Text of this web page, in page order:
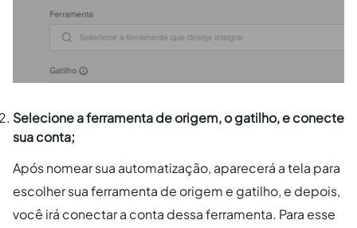
Selecione a ferramenta de origem, o gatilho, e conecte
sua conta;
Após nomear sua automatização, aparecerá a tela para
escolher sua ferramenta de origem e gatilho, e depois,
você irá conectar a conta dessa ferramenta. Para esse